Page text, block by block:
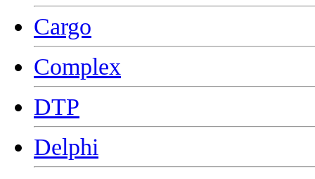
Cargo
Complex
DTP
Delphi